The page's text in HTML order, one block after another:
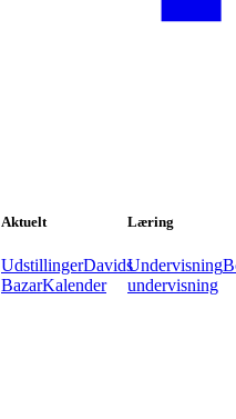
Aktuelt
UdstillingerDavids
BazarKalender
Læring
Undervisning
undervisning